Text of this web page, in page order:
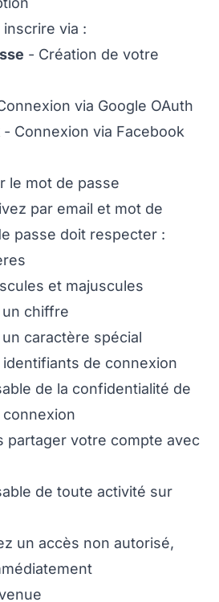
via :
- Création de votre
via Google OAuth
- Connexion via Facebook
le mot de passe
par email et mot de
passe doit respecter :
et majuscules
chiffre
caractère spécial
de connexion
de la confidentialité de
partager votre compte avec
de toute activité sur
un accès non autorisé,